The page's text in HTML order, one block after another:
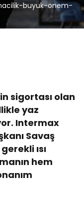
buyuk-onem-
sigortası olan
yaz
Intermax
Savaş
ısı
hem